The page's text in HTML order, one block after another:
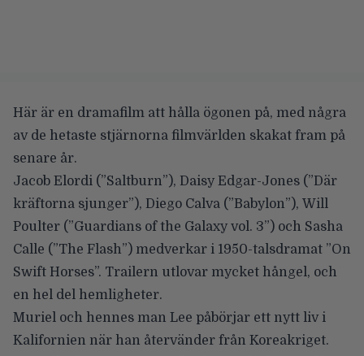
Här är en dramafilm att hålla ögonen på, med några
av de hetaste stjärnorna filmvärlden skakat fram på
senare år.
Jacob Elordi (”Saltburn”), Daisy Edgar-Jones (”Där
kräftorna sjunger”), Diego Calva (”Babylon”), Will
Poulter (”Guardians of the Galaxy vol. 3”) och Sasha
Calle (”The Flash”) medverkar i 1950-talsdramat ”On
Swift Horses”. Trailern utlovar mycket hångel, och
en hel del hemligheter.
Muriel och hennes man Lee påbörjar ett nytt liv i
Kalifornien när han återvänder från Koreakriget.